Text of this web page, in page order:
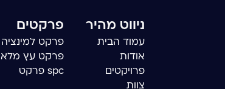
ניווט מהיר
עמוד הבית
אודות
פרויקטים
צוות
פרקטים
פרקט למינציה
פרקט עץ מלא
spc פרקט